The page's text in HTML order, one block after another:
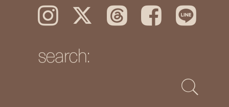
Instagram 𝕏 Threads Facebook LINE
search: